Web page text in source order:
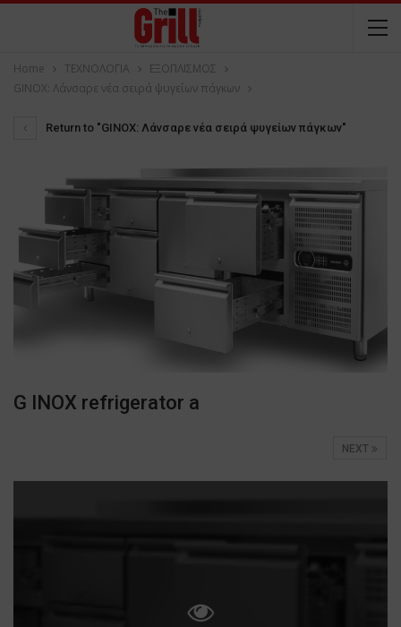
Home ΤΕΧΝΟΛΟΓΙΑ
ΕΞΟΠΛΙΣΜΟΣ
GINOX: Λάνσαρε νέα σειρά ψυγείων πάγκων
Return to "GINOX: Λάνσαρε νέα σειρά ψυγείων πάγκων"
G INOX refrigerator a
NEXT